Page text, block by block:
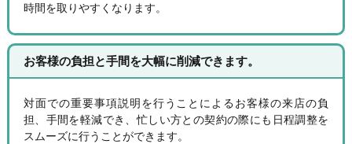
時間を取りやすくなります。
お客様の負担と手間を大幅に削減できます。
対面での重要事項説明を行うことによるお客様の来店の負
担、手間を軽減でき、忙しい方との契約の際にも日程調整を
スムーズに行うことができます。